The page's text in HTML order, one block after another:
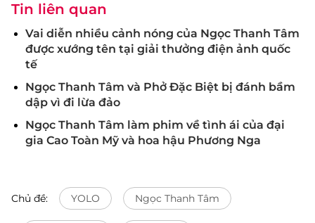
Tin liên quan
Vai diễn nhiều cảnh nóng của Ngọc Thanh Tâm
được xướng tên tại giải thưởng điện ảnh quốc
tế
Ngọc Thanh Tâm và Phở Đặc Biệt bị đánh bầm
dập vì đi lừa đảo
Ngọc Thanh Tâm làm phim về tình ái của đại
gia Cao Toàn Mỹ và hoa hậu Phương Nga
Chủ đề: YOLO Ngọc Thanh Tâm